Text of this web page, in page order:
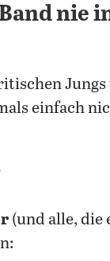
nie
einfach
(und alle, die